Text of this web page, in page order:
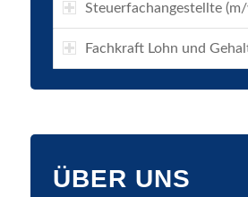
Steuerfachangestellte
Fachkraft Lohn und
ÜBER UNS